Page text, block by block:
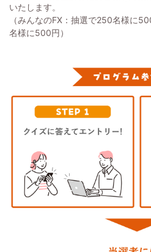
いたします。
（みんなのFX：抽選で250名様に
名様に500円）